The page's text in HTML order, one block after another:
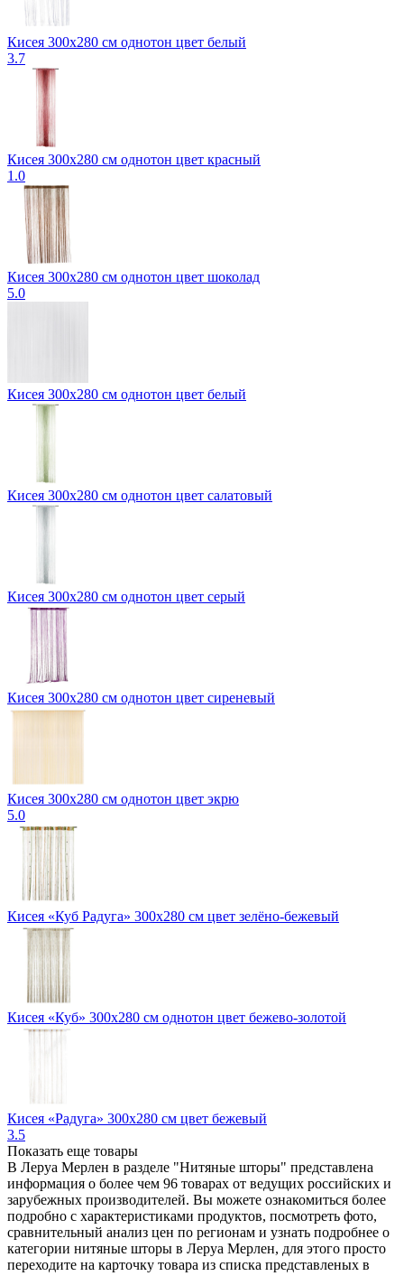
Кисея 300x280 см однотон цвет белый
3.7
Кисея 300x280 см однотон цвет красный
1.0
Кисея 300x280 см однотон цвет шоколад
5.0
Кисея 300х280 см однотон цвет белый
Кисея 300х280 см однотон цвет салатовый
Кисея 300х280 см однотон цвет серый
Кисея 300х280 см однотон цвет сиреневый
Кисея 300х280 см однотон цвет экрю
5.0
Кисея «Куб Радуга» 300х280 см цвет зелёно-бежевый
Кисея «Куб» 300х280 см однотон цвет бежево-золотой
Кисея «Радуга» 300x280 см цвет бежевый
3.5
Показать еще товары
В Леруа Мерлен в разделе "Нитяные шторы" представлена
информация о более чем 96 товарах от ведущих российских и
зарубежных производителей. Вы можете ознакомиться более
подробно c характеристиками продуктов, посмотреть фото,
сравнительный анализ цен по регионам и узнать подробнее о
категории нитяные шторы в Леруа Мерлен, для этого просто
переходите на карточку товара из списка представленых в